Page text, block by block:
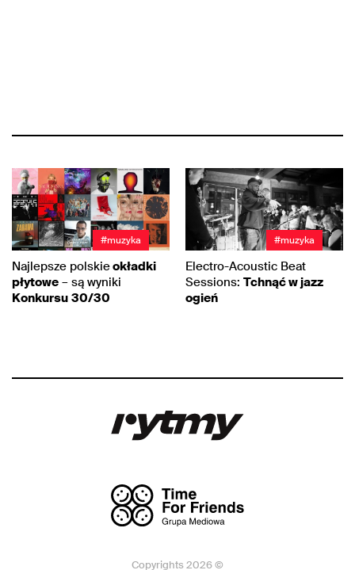
#muzyka
Najlepsze polskieokładki
płytowe – są wyniki
Konkursu 30/30
#muzyka
Electro-Acoustic Beat
Sessions: Tchnąć w jazz
ogień
Copyrights 2026 ©